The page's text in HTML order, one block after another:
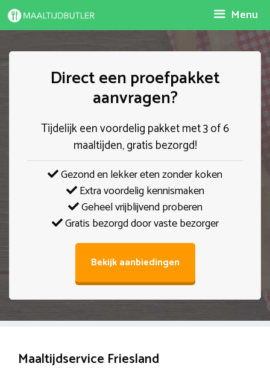
Spring
naar
Menu
Direct een proefpakket
aanvragen?
Tijdelijk een voordelig pakket met 3 of 6
maaltijden, gratis bezorgd!
Gezond en lekker eten zonder koken
Extra voordelig kennismaken
Geheel vrijblijvend proberen
Gratis bezorgd door vaste bezorger
Bekijk aanbiedingen
Maaltijdservice Friesland